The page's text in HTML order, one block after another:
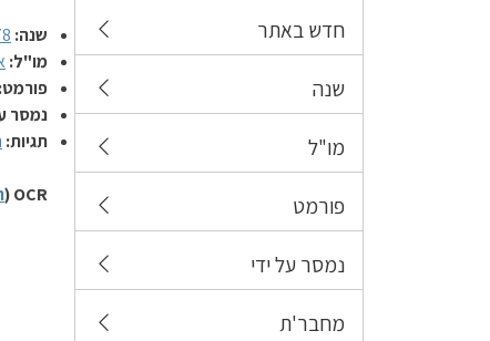
חדש באתר
שנה
מו"ל
פורמט
נמסר על ידי
מחבר'ת
שנה:
מו"ל:
פורמט:
נמסר
תגיות:
OCR (